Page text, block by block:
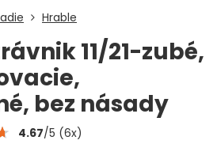
Hrable
11/21-zubé,
bez násady
4.67/5 (6x)